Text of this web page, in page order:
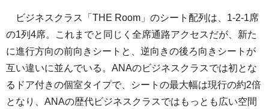
ビジネスクラス「THE Room」のシート配列は、1-2-1席
の1列4席。これまでと同じく全席通路アクセスだが、新た
に進行方向の前向きシートと、逆向きの後ろ向きシートが
互い違いに並んでいる。ANAのビジネスクラスでは初とな
るドア付きの個室タイプで、シートの最大幅は現行の約2倍
となり、ANAの歴代ビジネスクラスではもっとも広い空間